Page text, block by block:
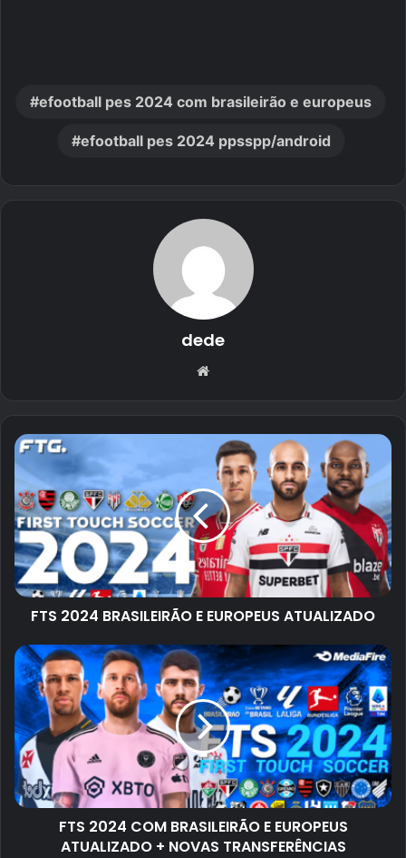
efootball pes 2024 com brasileirão e europeus
efootball pes 2024 ppsspp/android
dede
Website
FTS 2024 BRASILEIRÃO E EUROPEUS ATUALIZADO
FTS 2024 COM BRASILEIRÃO E EUROPEUS
ATUALIZADO + NOVAS TRANSFERÊNCIAS